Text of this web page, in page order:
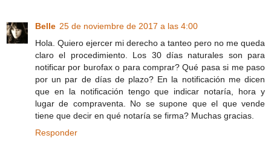
Belle 25 de noviembre de 2017 a las 4:00
Hola. Quiero ejercer mi derecho a tanteo pero no me queda
claro el procedimiento. Los 30 días naturales son para
notificar por burofax o para comprar? Qué pasa si me paso
por un par de días de plazo? En la notificación me dicen
que en la notificación tengo que indicar notaría, hora y
lugar de compraventa. No se supone que el que vende
tiene que decir en qué notaría se firma? Muchas gracias.
Responder